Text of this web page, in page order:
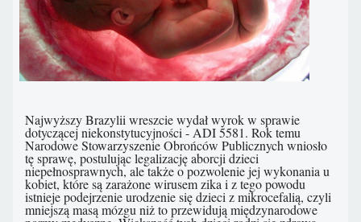
Najwyższy Brazylii wreszcie wydał wyrok w sprawie
dotyczącej niekonstytucyjności - ADI 5581. Rok temu
Narodowe Stowarzyszenie Obrońców Publicznych wniosło
tę sprawę, postulując legalizację aborcji dzieci
niepełnosprawnych, ale także o pozwolenie jej wykonania u
kobiet, które są zarażone wirusem zika i z tego powodu
istnieje podejrzenie urodzenie się dzieci z mikrocefalią, czyli
mniejszą masą mózgu niż to przewidują międzynarodowe